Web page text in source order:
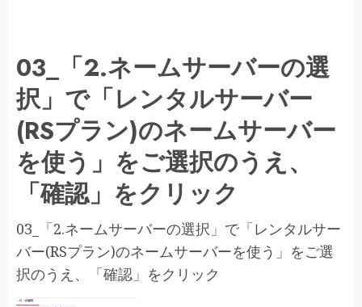
03_「2.ネームサーバーの選
択」で「レンタルサーバー
(RSプラン)のネームサーバー
を使う」をご選択のうえ、
「確認」をクリック
03_「2.ネームサーバーの選択」で「レンタルサー
バー(RSプラン)のネームサーバーを使う」をご選
択のうえ、「確認」をクリック